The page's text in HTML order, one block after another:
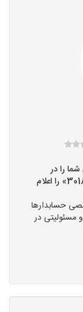
را در
سایت هزار حسابدار دیده ام و کد «حسابدار-30185» را اعلام
حسابدارها
در